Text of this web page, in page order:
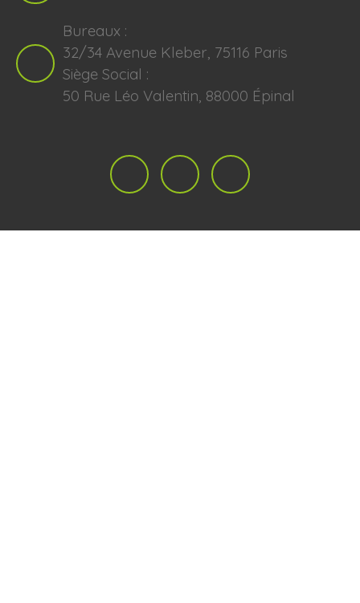
Bureaux :
32/34 Avenue Kleber, 75116 Paris
Siège Social :
50 Rue Léo Valentin, 88000 Épinal